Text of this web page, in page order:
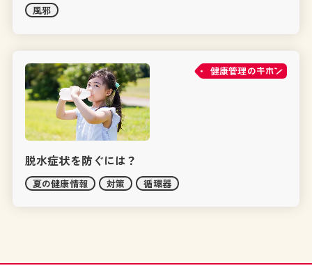
風邪
健康管理の
脱水症状を防ぐには？
夏の健康情報 対策 循環器